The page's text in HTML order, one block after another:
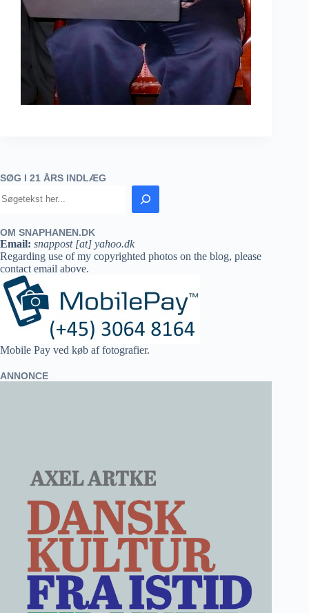
SØG I 21 ÅRS INDLÆG
OM SNAPHANEN.DK
Email: snappost [at] yahoo.dk
Regarding use of my copyrighted photos on the blog, please
contact email above.
Mobile Pay ved køb af fotografier.
ANNONCE